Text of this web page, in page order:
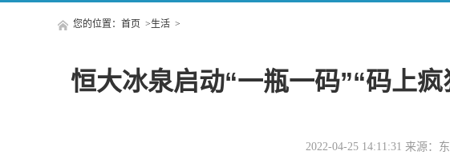
您的位置： 首页 >生活 >
恒大冰泉启动“一瓶一码”“码上
2022-04-25 14:11:31 来源：